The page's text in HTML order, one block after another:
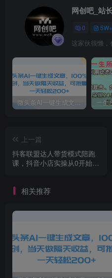
网创吧_站
0 5W+
这家伙很懒
微头条AI一键生成文章，100%过原创，当天做隔天收益，可批量，一天轻松200+
上一篇
抖客联盟达人带货模式陪跑
课，抖音小店实操从0开始教
相关推荐